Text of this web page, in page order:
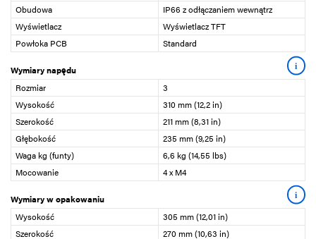
Obudowa
IP66 z odłączaniem wewnątrz
Wyświetlacz
Wyświetlacz TFT
Powłoka PCB
Standard
Wymiary napędu i
Rozmiar
3
Wysokość
310 mm (12,2 in)
Szerokość
211 mm (8,31 in)
Głębokość
235 mm (9,25 in)
Waga kg (funty)
6,6 kg (14,55 lbs)
Mocowanie
4 x M4
Wymiary w opakowaniu i
Wysokość
305 mm (12,01 in)
Szerokość
270 mm (10,63 in)